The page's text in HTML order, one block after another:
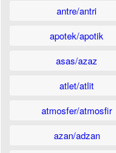
antre/antri
apotek/apotik
asas/azaz
atlet/atlit
atmosfer/atmosfir
azan/adzan